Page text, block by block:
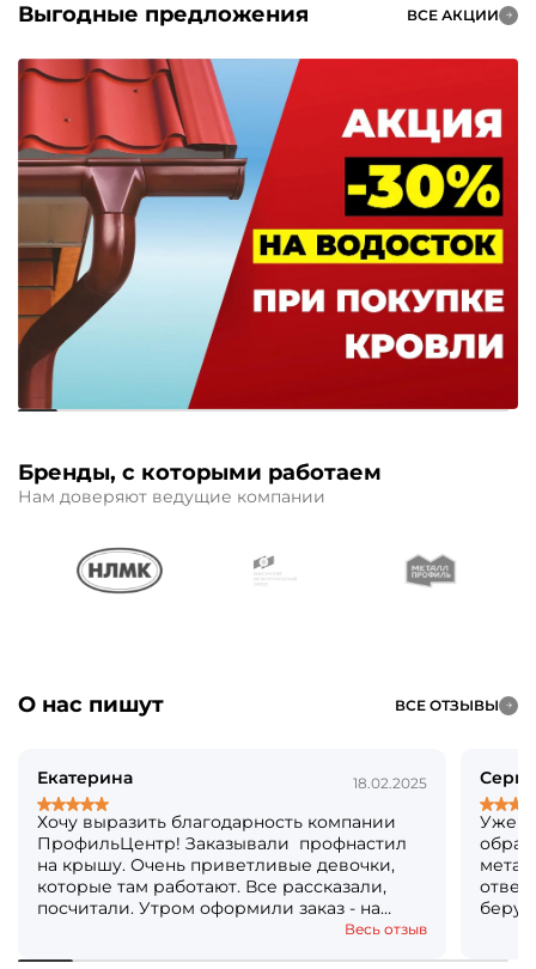
Выгодные предложения ВСЕ АКЦИИ
Бренды, с которыми работаем
Нам доверяют ведущие компании
О нас пишут ВСЕ ОТЗЫВЫ
Екатерина 18.02.2025
Хочу выразить благодарность компании
ПрофильЦентр! Заказывали профнастил
на крышу. Очень приветливые девочки,
которые там работают. Все рассказали,
посчитали. Утром оформили заказ - на
следующий день уже все было готово!Весь отзыв
Уже